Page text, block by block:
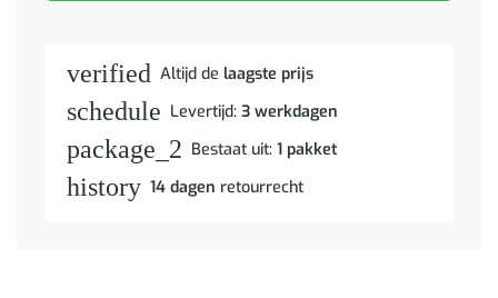
verified Altijd de laagste prijs
schedule Levertijd: 3 werkdagen
package_2 Bestaat uit: 1 pakket
history 14 dagen retourrecht